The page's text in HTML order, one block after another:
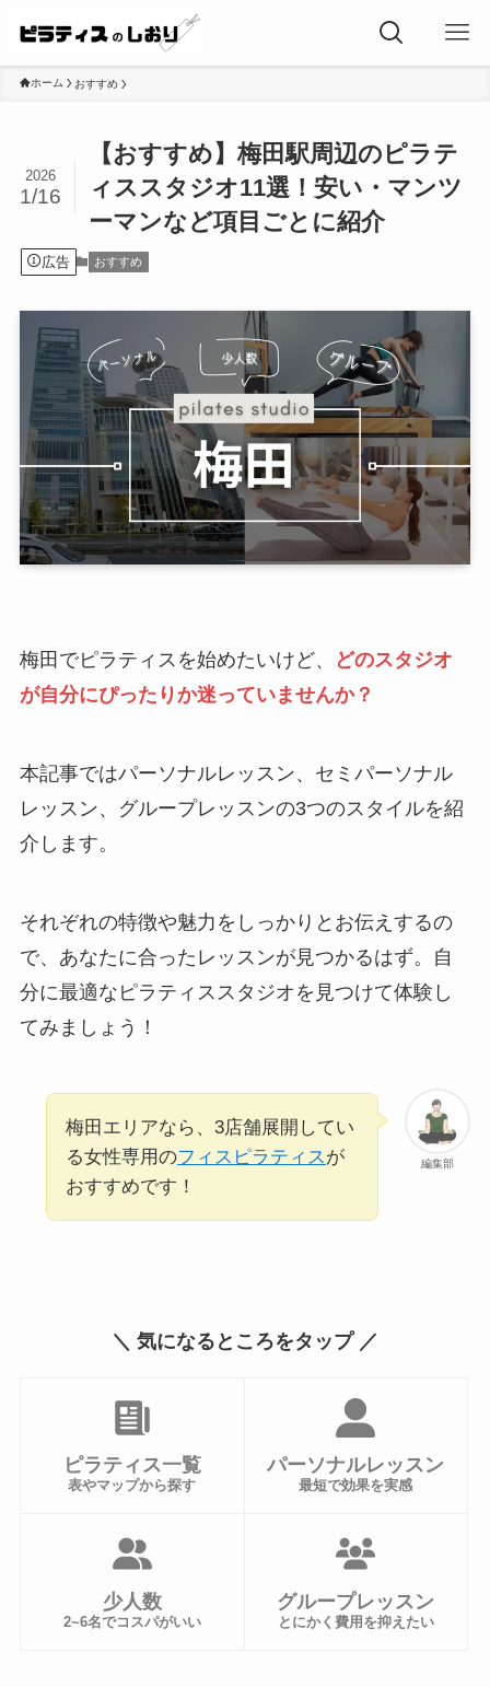
ホーム おすすめ
【おすすめ】梅田駅周辺のピラテ
ィススタジオ11選！安い・マンツ
ーマンなど項目ごとに紹介
2026
1/16
広告 おすすめ
梅田でピラティスを始めたいけど、
どのスタジオ
が自分にぴったりか迷っていませんか？
本記事ではパーソナルレッスン、セミパーソナル
レッスン、グループレッスンの3つのスタイルを紹
介します。
それぞれの特徴や魅力をしっかりとお伝えするの
で、あなたに合ったレッスンが見つかるはず。自
分に最適なピラティススタジオを見つけて体験し
てみましょう！
編集部
梅田エリアなら、3店舗展開してい
る女性専用のフィスピラティスが
おすすめです！
＼ 気になるところをタップ ／
ピラティス一覧
表やマップから探す
パーソナルレッスン
最短で効果を実感
少人数
2~6名でコスパがいい
グループレッスン
とにかく費用を抑えたい